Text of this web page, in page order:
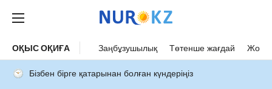
ОҚЫС ОҚИҒА Заңбұзушылық Төтенше жағдай Жол
Бізбен бірге қатарынан болған күндеріңіз